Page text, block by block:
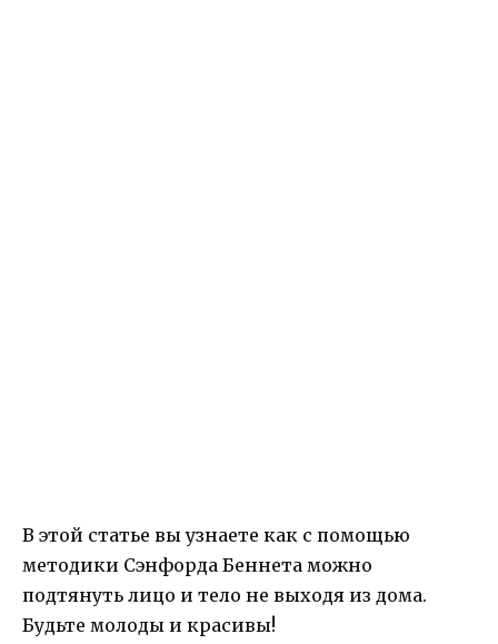
В этой статье вы узнаете как с помощью
методики Сэнфорда Беннета можно
подтянуть лицо и тело не выходя из дома.
Будьте молоды и красивы!